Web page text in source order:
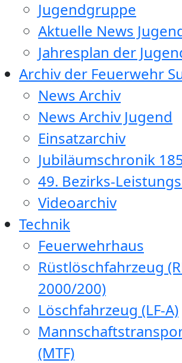
Jugendgruppe
Aktuelle News
Jahresplan der
Archiv der Feuerwehr
News Archiv
News Archiv Jugend
Einsatzarchiv
Jubiläumschronik
49. Bezirks-
Videoarchiv
Technik
Feuerwehrhaus
Rüstlöschfahrzeug
2000/200)
Löschfahrzeug (LF-A)
(MTF)